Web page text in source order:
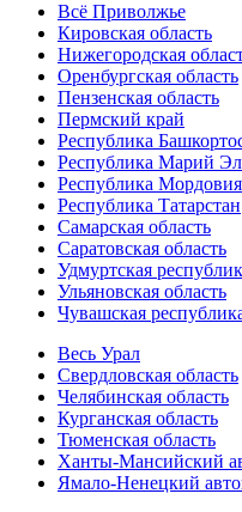
Всё Приволжье
Кировская область
Нижегородская
Оренбургская область
Пензенская область
Пермский край
Республика
Республика Марий Эл
Республика Мордовия
Республика Татарстан
Самарская область
Саратовская область
Удмуртская
Ульяновская область
Чувашская
Весь Урал
Свердловская область
Челябинская область
Курганская область
Тюменская область
Ханты-Мансийский
Ямало-Ненецкий